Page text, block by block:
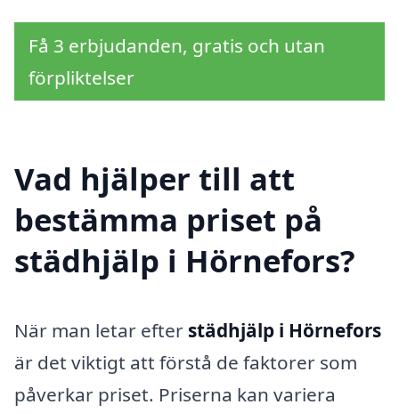
Få 3 erbjudanden, gratis och utan
förpliktelser
Vad hjälper till att
bestämma priset på
städhjälp i Hörnefors?
När man letar efter städhjälp i Hörnefors
är det viktigt att förstå de faktorer som
påverkar priset. Priserna kan variera